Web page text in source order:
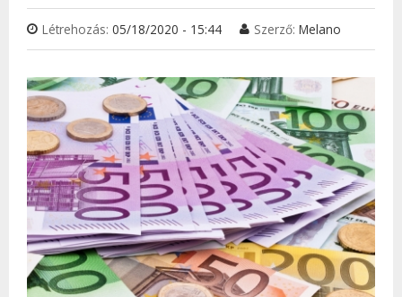
Létrehozás: 05/18/2020 - 15:44 Szerző: Melano